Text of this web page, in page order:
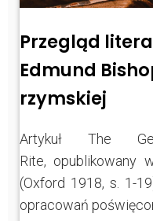
Przegląd
Edmund
rzymskiej
Artykuł The
Rite, opublikowany
(Oxford 1918, s. 1-
opracowań